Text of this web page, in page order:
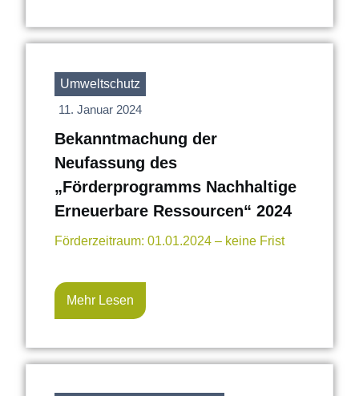
Umweltschutz
11. Januar 2024
Bekanntmachung der
Neufassung des
„Förderprogramms Nachhaltige
Erneuerbare Ressourcen“ 2024
Förderzeitraum: 01.01.2024 – keine Frist
Mehr Lesen